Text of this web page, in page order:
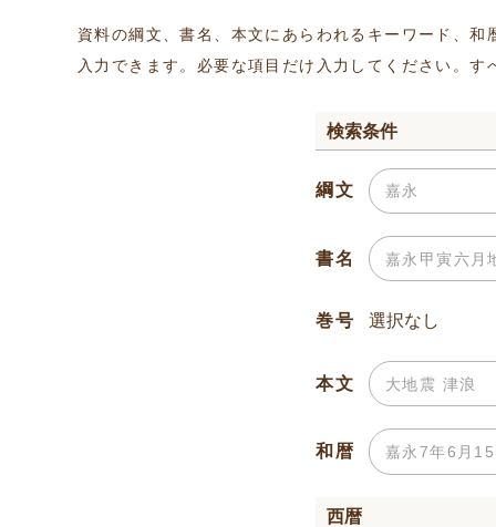
資料の綱文、書名、本文にあらわれるキーワード、
入力できます。必要な項目だけ入力してください。
検索条件
綱文
書名
巻号
本文
和暦
西暦